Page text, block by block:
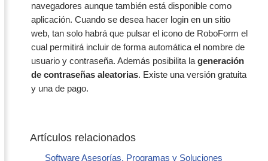
navegadores aunque también está disponible como
aplicación. Cuando se desea hacer login en un sitio
web, tan solo habrá que pulsar el icono de RoboForm el
cual permitirá incluir de forma automática el nombre de
usuario y contraseña. Además posibilita la generación
de contraseñas aleatorias. Existe una versión gratuita
y una de pago.
Artículos relacionados
Software Asesorías. Programas y Soluciones